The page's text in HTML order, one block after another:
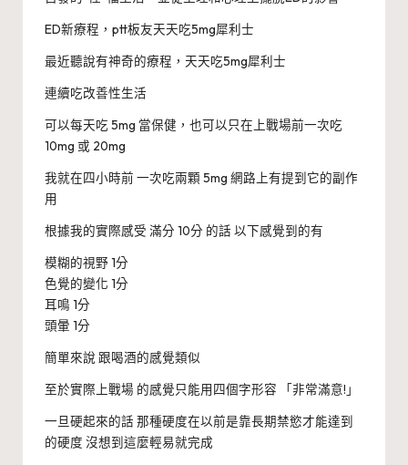
ED新療程，ptt板友天天吃5mg犀利士
最近聽說有神奇的療程，天天吃5mg犀利士
連續吃改善性生活
可以每天吃 5mg 當保健，也可以只在上戰場前一次吃
10mg 或 20mg
我就在四小時前 一次吃兩顆 5mg 網路上有提到它的副作
用
根據我的實際感受 滿分 10分 的話 以下感覺到的有
模糊的視野 1分
色覺的變化 1分
耳鳴 1分
頭暈 1分
簡單來說 跟喝酒的感覺類似
至於實際上戰場 的感覺只能用四個字形容 「非常滿意!」
一旦硬起來的話 那種硬度在以前是靠長期禁慾才能達到
的硬度 沒想到這麼輕易就完成